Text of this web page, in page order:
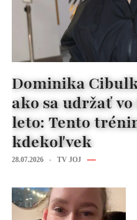
Dominika
ako sa udržať
leto: Tento
kdekoľvek
28.07.2026 TV JOJ